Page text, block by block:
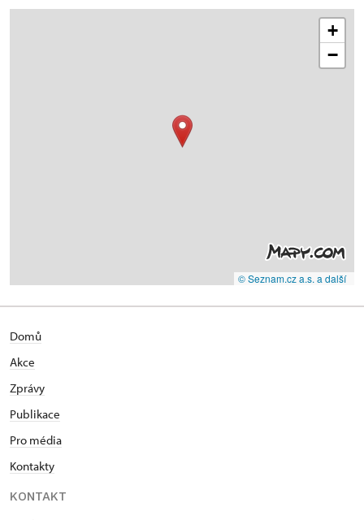
+
−
© Seznam.cz a.s. a další
Domů
Akce
Zprávy
Publikace
Pro média
Kontakty
KONTAKT